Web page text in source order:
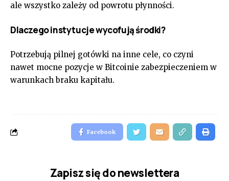
ale wszystko zależy od powrotu płynności.
Dlaczego instytucje wycofują środki?
Potrzebują pilnej gotówki na inne cele, co czyni
nawet mocne pozycje w Bitcoinie zabezpieczeniem w
warunkach braku kapitału.
Facebook
Zapisz się do newslettera